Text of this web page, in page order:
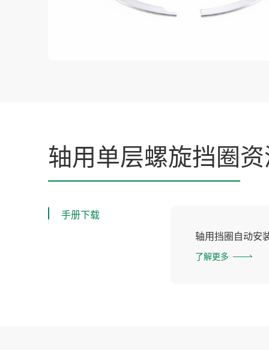
轴用单层螺旋挡圈
手册下载
轴用挡圈自动安
了解更多